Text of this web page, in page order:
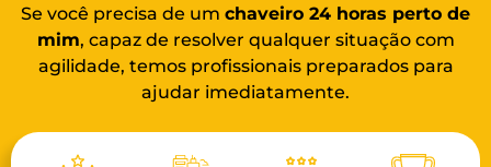
Se você precisa de um chaveiro 24 horas perto de
mim, capaz de resolver qualquer situação com
agilidade, temos profissionais preparados para
ajudar imediatamente.